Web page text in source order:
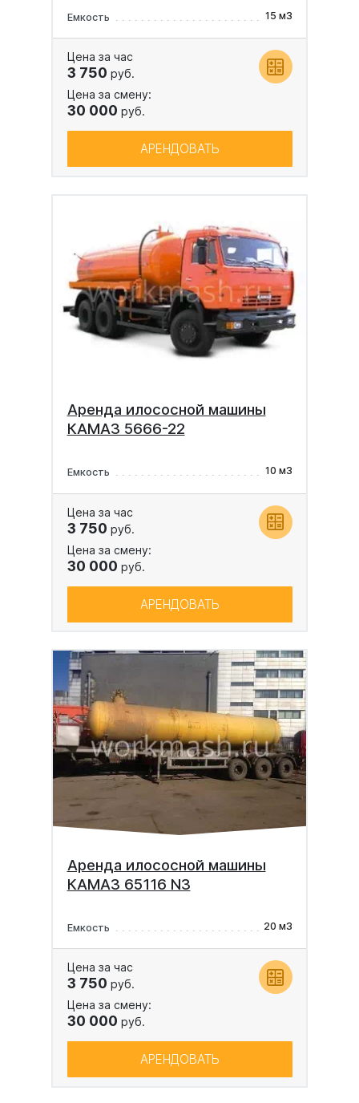
Емкость 15 м3
Цена за час
3 750 руб.
Цена за смену:
30 000 руб.
АРЕНДОВАТЬ
Аренда илососной машины
КАМАЗ 5666-22
Емкость 10 м3
Цена за час
3 750 руб.
Цена за смену:
30 000 руб.
АРЕНДОВАТЬ
Аренда илососной машины
КАМАЗ 65116 N3
Емкость 20 м3
Цена за час
3 750 руб.
Цена за смену:
30 000 руб.
АРЕНДОВАТЬ